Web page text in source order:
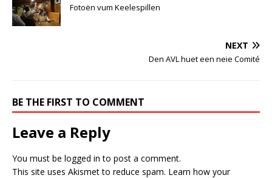
Fotoën vum Keelespillen
NEXT
Den AVL huet een neie Comité
BE THE FIRST TO COMMENT
Leave a Reply
You must be logged in to post a comment.
This site uses Akismet to reduce spam. Learn how your